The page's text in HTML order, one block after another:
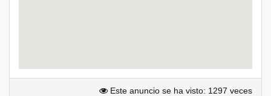
Este anuncio se ha visto: 1297 veces